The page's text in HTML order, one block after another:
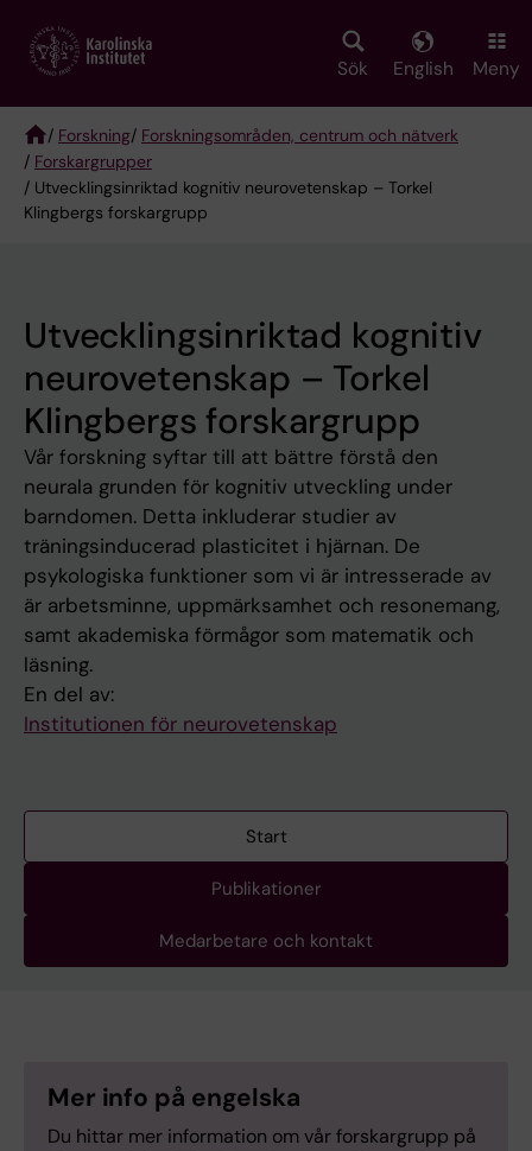
main
Sök English Meny
Breadcrumb
/ Forskning/ Forskningsområden, centrum och nätverk
/ Forskargrupper
/ Utvecklingsinriktad kognitiv neurovetenskap – Torkel
Klingbergs forskargrupp
Utvecklingsinriktad kognitiv
neurovetenskap – Torkel
Klingbergs forskargrupp
Vår forskning syftar till att bättre förstå den
neurala grunden för kognitiv utveckling under
barndomen. Detta inkluderar studier av
träningsinducerad plasticitet i hjärnan. De
psykologiska funktioner som vi är intresserade av
är arbetsminne, uppmärksamhet och resonemang,
samt akademiska förmågor som matematik och
läsning.
En del av:
Institutionen för neurovetenskap
Start
Publikationer
Medarbetare och kontakt
Mer info på engelska
Du hittar mer information om vår forskargrupp på